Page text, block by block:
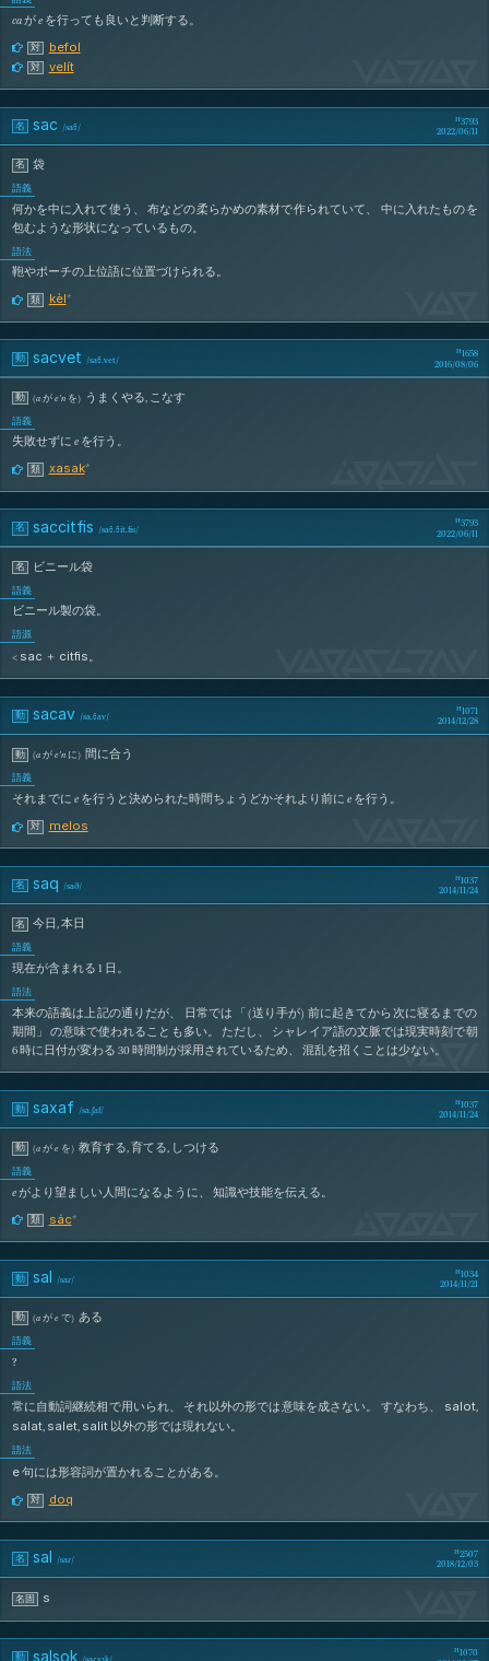
caがeを行っても良いと判断する。
対 befol
対 velít
名 sac /saθ /
3793
2022/06/11
名 袋
語義
何かを中に入れて使う、 布などの柔らかめの素材で作られていて、 中に入れたものを
包むような形状になっているもの。
語法
鞄やポーチの上位語に位置づけられる。
類 kèl*
動 sacvet /saθ.vet/
1658
2016/08/06
動 (aが e’nを) うまくやる, こなす
語義
失敗せずに eを行う。
類 xasak*
名 saccitfis /saθ.θit.fis/
3793
2022/06/11
名 ビニール袋
語義
ビニール製の袋。
語源
< sac ＋ citfis。
動 sacav /sa.θav/
1071
2014/12/28
動 (aが e’nに) 間に合う
語義
それまでに eを行うと決められた時間ちょうどかそれより前に eを行う。
対 melos
名 saq /sað/
1037
2014/11/24
名 今日,本日
語義
現在が含まれる 1 日。
語法
本来の語義は上記の通りだが、 日常では 「(送り手が) 前に起きてから次に寝るまでの
期間」 の意味で使われることも多い。 ただし、 シャレイア語の文脈では現実時刻で朝
6 時に日付が変わる 30 時間制が採用されているため、 混乱を招くことは少ない。
SaQ
動 saxaf /sa.ʃaf/
1037
2014/11/24
動 (aが eを) 教育する, 育てる, しつける
語義
eがより望ましい人間になるように、 知識や技能を伝える。
類 sác*
動 sal /saɾ/
1034
2014/11/21
動 (aが eで) ある
語義
?
語法
常に自動詞継続相で用いられ、 それ以外の形では意味を成さない。 すなわち、 salot,
salat, salet, salit以外の形では現れない。
語法
e句には形容詞が置かれることがある。
対 doq
名 sal /saɾ/
2507
2018/12/03
名固 s
動 salsok /saɾ.sɔk/
1070